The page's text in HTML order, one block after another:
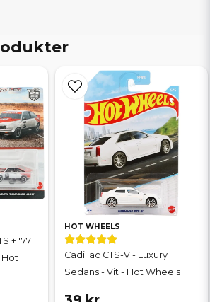
+ '77
Hot
HOT WHEELS
Cadillac CTS-V - Luxury
Sedans - Vit - Hot Wheels